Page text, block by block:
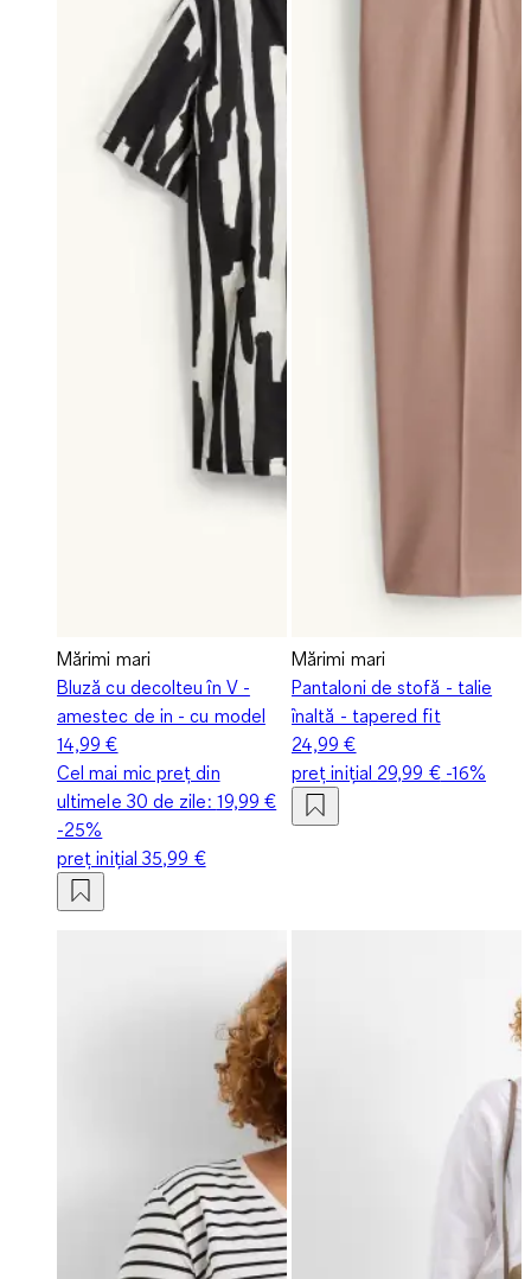
Mărimi mari
Bluză cu decolteu în V -
amestec de in - cu model
14,99 €
Cel mai mic preț din
ultimele 30 de zile: 19,99 €
-25%
preț inițial35,99 €
Mărimi mari
Pantaloni de stofă - talie
înaltă - tapered fit
24,99 €
preț inițial 29,99 €-16%